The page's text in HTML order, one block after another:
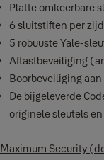
Platte omkeerbare
6 sluitstiften per
5 robuuste Yale-
Aftastbeveiliging
Boorbeveiliging
De bijgeleverde
originele sleutels
Maximum Security